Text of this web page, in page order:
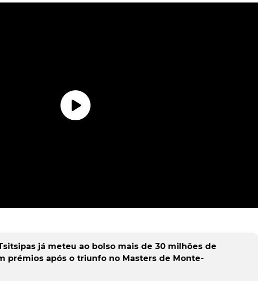
já meteu ao bolso mais de 30 milhões de
prémios após o triunfo no Masters de Monte-